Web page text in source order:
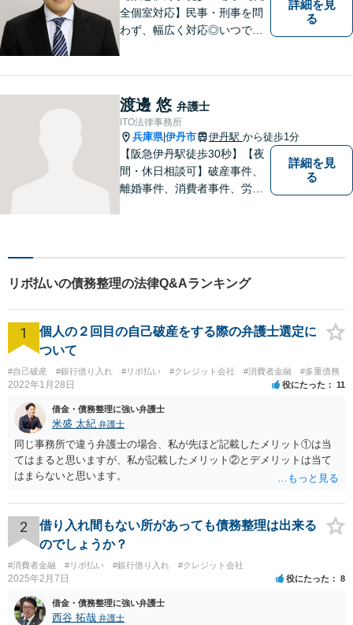
全個室対応】民事・刑事を問
わず、幅広く対応◎いつでも
れず、尽力してまいります。
【メーカー法務経験あり】
詳細を見
る
渡邊 悠 弁護士
ITO法律事務所
兵庫県|伊丹市 伊丹駅 から徒歩1分
【阪急伊丹駅徒歩30秒】【夜
間・休日相談可】破産事件、
離婚事件、消費者事件、労働
してまいります。まずは一度
ご相談ください【完全個室】
【法テラス利用可】
詳細を見
る
リボ払いの債務整理の法律Q&Aランキング
1
個人の２回目の自己破産をする際の弁護士選定に
ついて
#自己破産 #銀行借り入れ #リボ払い #クレジット会社 #消費者金融 #多重債務
2022年1月28日 役にたった 11
借金・債務整理に強い弁護士
米盛 太紀 弁護士
同じ事務所で違う弁護士の場合、私が先ほど記載したメリット①は当
てはまると思いますが、私が記載したメリット②とデメリットは当て
はまらないと思います。
2
借り入れ間もない所があっても債務整理は出来る
のでしょうか？
#消費者金融 #リボ払い #銀行借り入れ #クレジット会社
2025年2月7日 役にたった 8
借金・債務整理に強い弁護士
西谷 拓哉 弁護士